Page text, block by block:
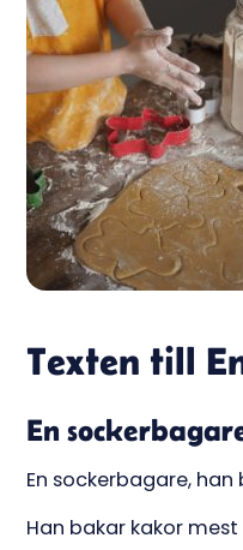
Texten till
En
En sockerbagare,
Han bakar kakor